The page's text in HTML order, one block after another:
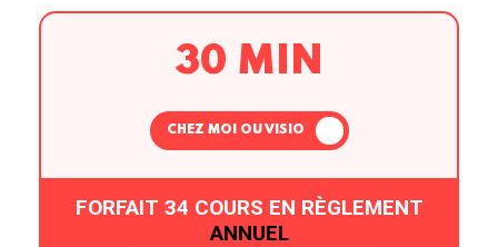
30 MIN
CHEZ MOI OU VISIO
FORFAIT 34 COURS EN RÈGLEMENT
ANNUEL